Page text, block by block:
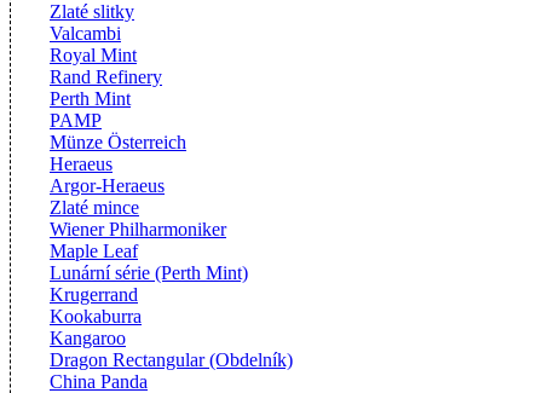
Zlaté slitky
Valcambi
Royal Mint
Rand Refinery
Perth Mint
PAMP
Münze Österreich
Heraeus
Argor-Heraeus
Zlaté mince
Wiener Philharmoniker
Maple Leaf
Lunární série (Perth Mint)
Krugerrand
Kookaburra
Kangaroo
Dragon Rectangular (Obdelník)
China Panda